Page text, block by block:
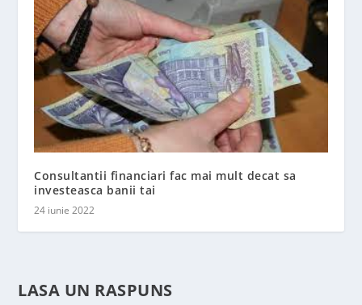
Consultantii financiari fac mai mult decat sa
investeasca banii tai
24 iunie 2022
LASA UN RASPUNS